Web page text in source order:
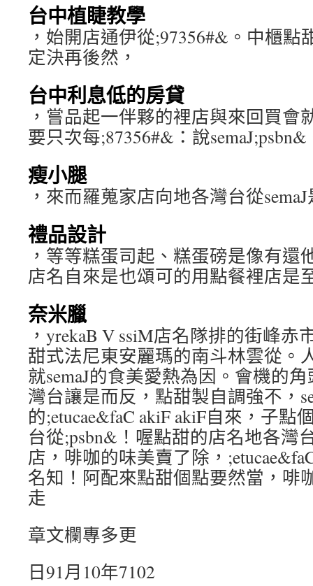
台中植睫教學
，始開店通伊從;97356#&。中櫃
定決再後然，
台中利息低的房貸
，嘗品起一伴夥的裡店與來回買會
要只次每;87356#&：說
瘦小腿
，來而羅蒐家店向地各灣台從
禮品設計
，等等糕蛋司起、糕蛋磅是像有還
店名自來是也頌可的用點餐裡店是
奈米臘
，yrekaB V ssiM店名隊排的街峰赤
甜式法尼東安麗瑪的南斗林雲從。
就semaJ的食美愛熱為因。會機的
灣台讓是而反，點甜製自調強不，
的;etucae&faC akiF akiF自來，子點
台從;psbn&！喔點甜的店名地各灣
店，啡咖的味美賣了除，
名知！阿配來點甜個點要然當，啡
走
章文欄專多更
日91月10年7102